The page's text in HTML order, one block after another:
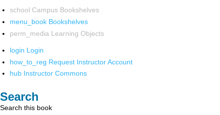
school Campus Bookshelves
menu_book Bookshelves
perm_media Learning Objects
login Login
how_to_reg Request Instructor Account
hub Instructor Commons
Search
Search this book